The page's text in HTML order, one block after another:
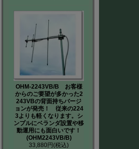
OHM-2243VB/B お客様
からのご要望が多かった2
243VBの背面持ちバージ
ョンが発売！ 従来の224
3よりも軽くなります。シ
ンプルにベランダ設置や移
動運用にも面白いです！
(OHM2243VB/B)
33,880円(税込)